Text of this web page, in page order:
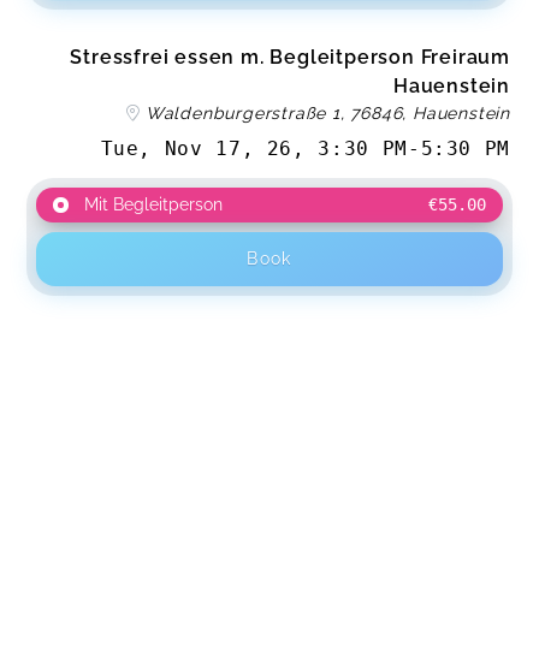
Stressfrei essen m. Begleitperson Freiraum
Hauenstein
Waldenburgerstraße 1, 76846, Hauenstein
Tue, Nov 17, 26 , 3:30 PM - 5:30 PM
Mit Begleitperson €55.00
Book